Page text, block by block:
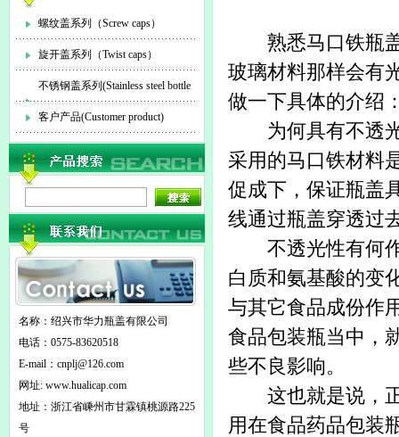
螺纹盖系列（Screw caps）
旋开盖系列（Twist caps）
不锈钢盖系列(Stainless steel bottle
cap)
客户产品(Customer product)
名称：绍兴市华力瓶盖有限公司
电话：0575-83620518
E-mail： cnplj@126.com
网址: www.hualicap.com
地址：浙江省嵊州市甘霖镇桃源路225
号
熟悉马口铁瓶
玻璃材料那样会有
做一下具体的介绍
为何具有不透
采用的马口铁材料
促成下，保证瓶盖
线通过瓶盖穿透过
不透光性有何作
白质和氨基酸的变
与其它食品成份作
食品包装瓶当中，
些不良影响。
这也就是说，正
用在食品药品包装